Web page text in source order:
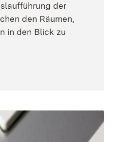
der
den Räumen,
in den Blick zu